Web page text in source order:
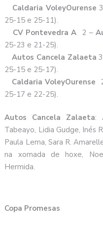
Caldaria VoleyOurense
25-15 e 25-11).
CV Pontevedra A 2 –
25-23 e 21-25).
Autos Cancela Zalaeta
25-15 e 25-17).
Caldaria VoleyOurense
25-17 e 22-25).
Autos Cancela Zalaeta:
Tabeayo, Lidia Gudge, Inés
Paula Lema, Sara R.
na xornada de hoxe,
Hermida.
Copa Promesas